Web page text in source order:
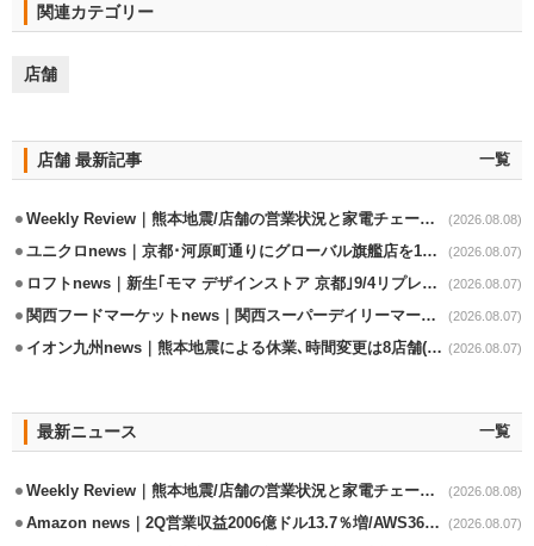
関連カテゴリー
店舗
店舗 最新記事 一覧
Weekly Review｜熊本地震/店舗の営業状況と家電チェーンの支援策 (2026.08.08)
ユニクロnews｜京都･河原町通りにグローバル旗艦店を11/6開設 (2026.08.07)
ロフトnews｜新生｢モマ デザインストア 京都｣9/4リプレイスオープン (2026.08.07)
関西フードマーケットnews｜関西スーパーデイリーマート蒲生店8/7改装 (2026.08.07)
イオン九州news｜熊本地震による休業､時間変更は8店舗(8/7時点) (2026.08.07)
最新ニュース 一覧
Weekly Review｜熊本地震/店舗の営業状況と家電チェーンの支援策 (2026.08.08)
Amazon news｜2Q営業収益2006億ドル13.7％増/AWS36.8％％増が貢献 (2026.08.07)